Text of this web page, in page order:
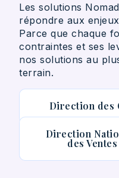
Les solutions
répondre aux
Parce que chaque
contraintes et ses
nos solutions au
terrain.
Direction des
Direction
des Ventes